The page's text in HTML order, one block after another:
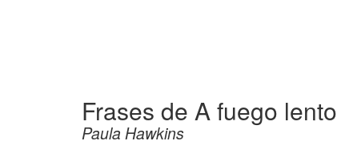
Frases de A fuego lento
Paula Hawkins